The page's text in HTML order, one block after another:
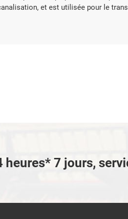
et est utilisée pour le
 En savoir plus
heures* 7 jours,